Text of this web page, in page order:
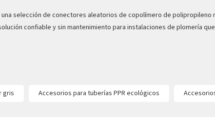
selección de conectores aleatorios de copolímero de
confiable y sin mantenimiento para instalaciones de plomería
gris Accesorios para tuberías PPR ecológicos